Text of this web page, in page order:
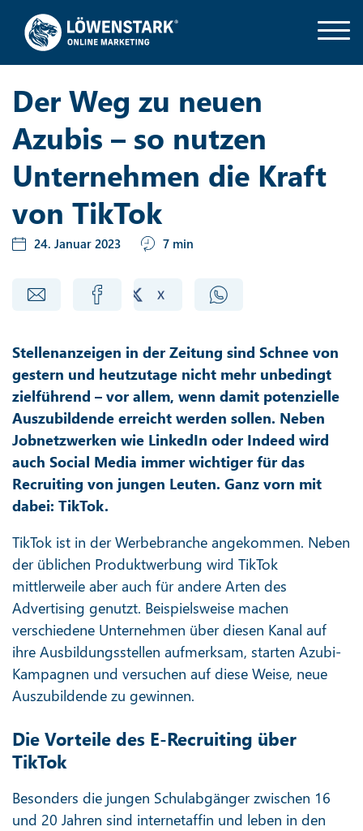
Der Weg zu neuen
Azubis – so nutzen
Unternehmen die Kraft
von TikTok
24. Januar 2023 7 min
Stellenanzeigen in der Zeitung sind Schnee von
gestern und heutzutage nicht mehr unbedingt
zielführend – vor allem, wenn damit potenzielle
Auszubildende erreicht werden sollen. Neben
Jobnetzwerken wie LinkedIn oder Indeed wird
auch Social Media immer wichtiger für das
Recruiting von jungen Leuten. Ganz vorn mit
dabei: TikTok.
TikTok ist in der Werbebranche angekommen. Neben
der üblichen Produktwerbung wird TikTok
mittlerweile aber auch für andere Arten des
Advertising genutzt. Beispielsweise machen
verschiedene Unternehmen über diesen Kanal auf
ihre Ausbildungsstellen aufmerksam, starten Azubi-
Kampagnen und versuchen auf diese Weise, neue
Auszubildende zu gewinnen.
Die Vorteile des E-Recruiting über
TikTok
Besonders die jungen Schulabgänger zwischen 16
und 20 Jahren sind internetaffin und leben in den